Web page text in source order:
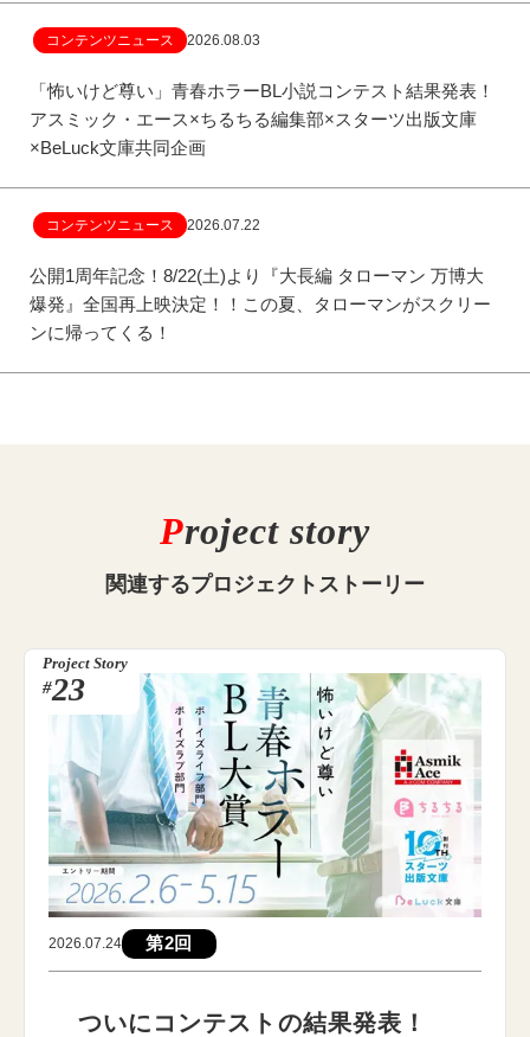
コンテンツニュース 2026.08.03
「怖いけど尊い」青春ホラーBL小説コンテスト結果発表！
アスミック・エース×ちるちる編集部×スターツ出版文庫
×BeLuck文庫共同企画
コンテンツニュース 2026.07.22
公開1周年記念！8/22(土)より『大長編 タローマン 万博大
爆発』全国再上映決定！！この夏、タローマンがスクリー
ンに帰ってくる！
Project story
関連するプロジェクトストーリー
Project Story
#23
2026.07.24 第2回
ついにコンテストの結果発表！